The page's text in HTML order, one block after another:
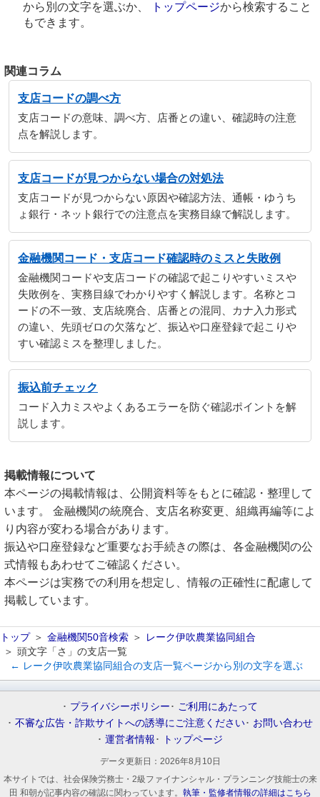
から別の文字を選ぶか、
トップページから検索すること
もできます。
関連コラム
支店コードの調べ方
支店コードの意味、調べ方、店番との違い、確認時の注意
点を解説します。
支店コードが見つからない場合の対処法
支店コードが見つからない原因や確認方法、通帳・ゆうち
ょ銀行・ネット銀行での注意点を実務目線で解説します。
金融機関コード・支店コード確認時のミスと失敗例
金融機関コードや支店コードの確認で起こりやすいミスや
失敗例を、実務目線でわかりやすく解説します。名称とコ
ードの不一致、支店統廃合、店番との混同、カナ入力形式
の違い、先頭ゼロの欠落など、振込や口座登録で起こりや
すい確認ミスを整理しました。
振込前チェック
コード入力ミスやよくあるエラーを防ぐ確認ポイントを解
説します。
掲載情報について
本ページの掲載情報は、公開資料等をもとに確認・整理して
います。 金融機関の統廃合、支店名称変更、組織再編等によ
り内容が変わる場合があります。
振込や口座登録など重要なお手続きの際は、各金融機関の公
式情報もあわせてご確認ください。
本ページは実務での利用を想定し、情報の正確性に配慮して
掲載しています。
トップ 金融機関50音検索
レーク伊吹農業協同組合
頭文字「さ」の支店一覧
← レーク伊吹農業協同組合の支店一覧ページから別の文字を選ぶ
プライバシーポリシー
ご利用にあたって
不審な広告・詐欺サイトへの誘導にご注意ください
お問い合わせ
運営者情報
トップページ
データ更新日： 2026年8月10日
本サイトでは、社会保険労務士・2級ファイナンシャル・プランニング技能士の来
田 和朝が記事内容の確認に関わっています。 執筆・監修者情報の詳細はこちら